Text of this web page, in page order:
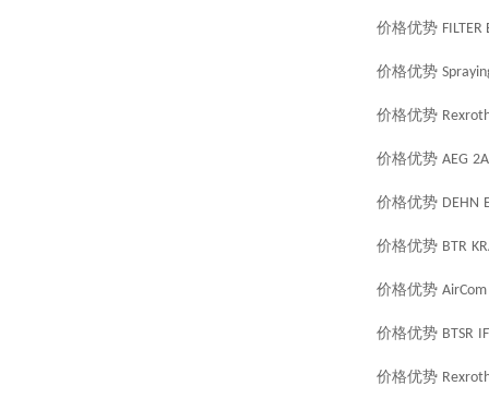
价格优势 FILTER
价格优势
价格优势
价格优势 AEG
价格优势 DEHN
价格优势 BTR
价格优势 AirCom
价格优势 BTSR
价格优势